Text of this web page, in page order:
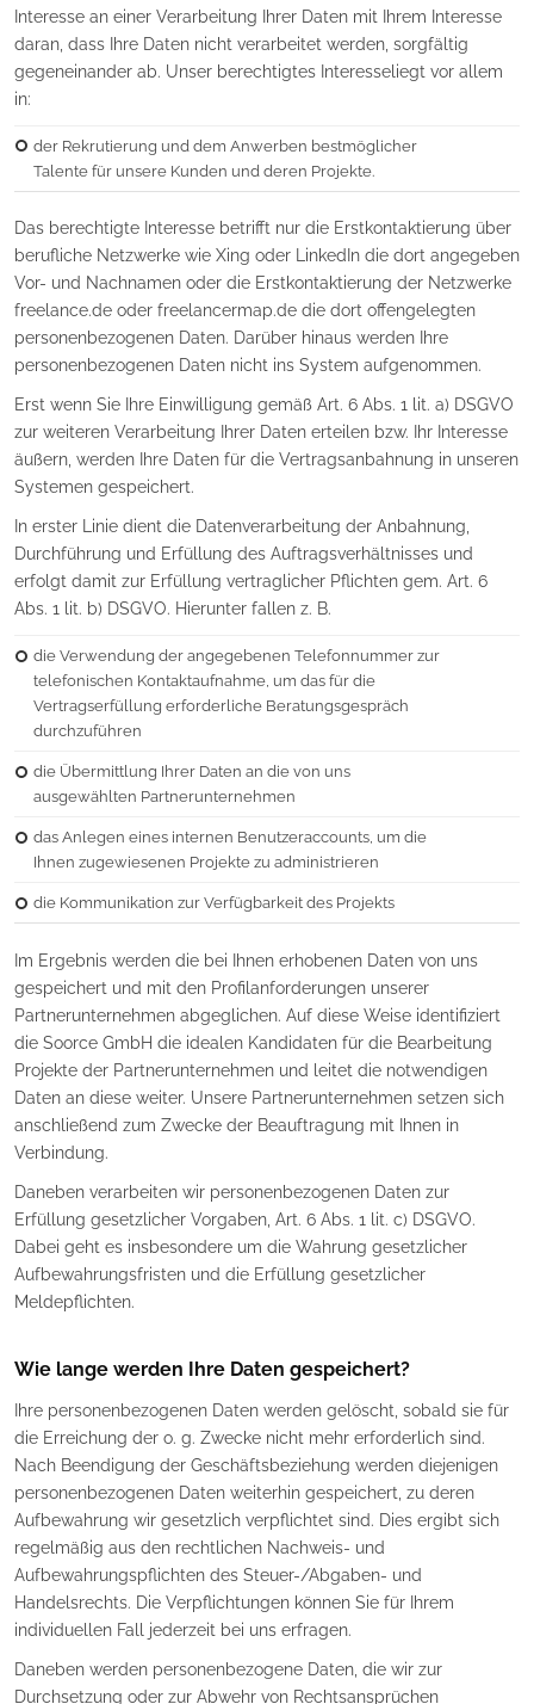
Interesse an einer Verarbeitung Ihrer Daten mit Ihrem Interesse
daran, dass Ihre Daten nicht verarbeitet werden, sorgfältig
gegeneinander ab. Unser berechtigtes Interesseliegt vor allem
in:
der Rekrutierung und dem Anwerben bestmöglicher
Talente für unsere Kunden und deren Projekte.
Das berechtigte Interesse betrifft nur die Erstkontaktierung über
berufliche Netzwerke wie Xing oder LinkedIn die dort angegeben
Vor- und Nachnamen oder die Erstkontaktierung der Netzwerke
freelance.de oder freelancermap.de die dort offengelegten
personenbezogenen Daten. Darüber hinaus werden Ihre
personenbezogenen Daten nicht ins System aufgenommen.
Erst wenn Sie Ihre Einwilligung gemäß Art. 6 Abs. 1 lit. a) DSGVO
zur weiteren Verarbeitung Ihrer Daten erteilen bzw. Ihr Interesse
äußern, werden Ihre Daten für die Vertragsanbahnung in unseren
Systemen gespeichert.
In erster Linie dient die Datenverarbeitung der Anbahnung,
Durchführung und Erfüllung des Auftragsverhältnisses und
erfolgt damit zur Erfüllung vertraglicher Pflichten gem. Art. 6
Abs. 1 lit. b) DSGVO. Hierunter fallen z. B.
die Verwendung der angegebenen Telefonnummer zur
telefonischen Kontaktaufnahme, um das für die
Vertragserfüllung erforderliche Beratungsgespräch
durchzuführen
die Übermittlung Ihrer Daten an die von uns
ausgewählten Partnerunternehmen
das Anlegen eines internen Benutzeraccounts, um die
Ihnen zugewiesenen Projekte zu administrieren
die Kommunikation zur Verfügbarkeit des Projekts
Im Ergebnis werden die bei Ihnen erhobenen Daten von uns
gespeichert und mit den Profilanforderungen unserer
Partnerunternehmen abgeglichen. Auf diese Weise identifiziert
die Soorce GmbH die idealen Kandidaten für die Bearbeitung
Projekte der Partnerunternehmen und leitet die notwendigen
Daten an diese weiter. Unsere Partnerunternehmen setzen sich
anschließend zum Zwecke der Beauftragung mit Ihnen in
Verbindung.
Daneben verarbeiten wir personenbezogenen Daten zur
Erfüllung gesetzlicher Vorgaben, Art. 6 Abs. 1 lit. c) DSGVO.
Dabei geht es insbesondere um die Wahrung gesetzlicher
Aufbewahrungsfristen und die Erfüllung gesetzlicher
Meldepflichten.
Wie lange werden Ihre Daten gespeichert?
Ihre personenbezogenen Daten werden gelöscht, sobald sie für
die Erreichung der o. g. Zwecke nicht mehr erforderlich sind.
Nach Beendigung der Geschäftsbeziehung werden diejenigen
personenbezogenen Daten weiterhin gespeichert, zu deren
Aufbewahrung wir gesetzlich verpflichtet sind. Dies ergibt sich
regelmäßig aus den rechtlichen Nachweis- und
Aufbewahrungspflichten des Steuer-/Abgaben- und
Handelsrechts. Die Verpflichtungen können Sie für Ihrem
individuellen Fall jederzeit bei uns erfragen.
Daneben werden personenbezogene Daten, die wir zur
Durchsetzung oder zur Abwehr von Rechtsansprüchen